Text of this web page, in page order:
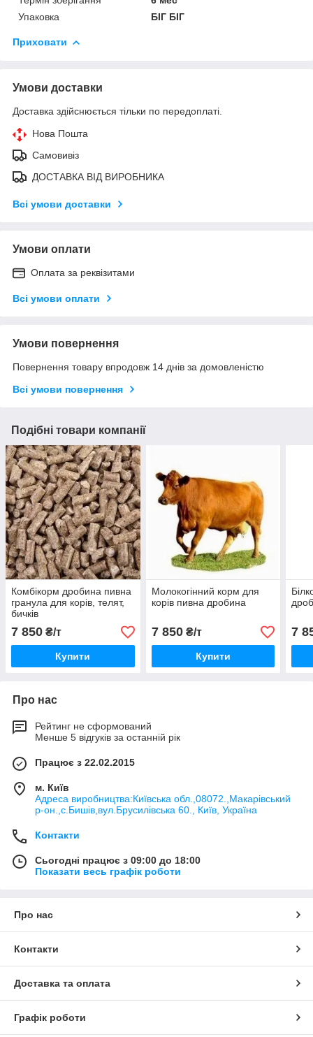
Упаковка
БІГ БІГ
Приховати
Умови доставки
Доставка здійснюється тільки по передоплаті.
Нова Пошта
Самовивіз
ДОСТАВКА ВІД ВИРОБНИКА
Всі умови доставки
Умови оплати
Оплата за реквізитами
Всі умови оплати
Умови повернення
Повернення товару впродовж 14 днів за домовленістю
Всі умови повернення
Подібні товари компанії
Комбікорм дробина пивна
гранула для корів, телят,
бичків
7 850 ₴/т
Купити
Молокогінний корм для
корів пивна дробина
7 850₴/т
Купити
7
Про нас
Рейтинг не сформований
Менше 5 відгуків за останній рік
Працює з 22.02.2015
м. Київ
Адреса виробництва:Київська обл.,08072.,Макарівський
р-он.,с.Бишів,вул.Брусилівська 60., Київ, Україна
Контакти
Сьогодні працює з 09:00 до 18:00
Показати весь графік роботи
Про нас
Контакти
Доставка та оплата
Графік роботи